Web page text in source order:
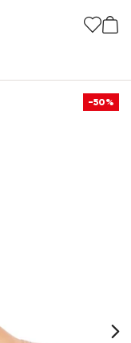
-50%